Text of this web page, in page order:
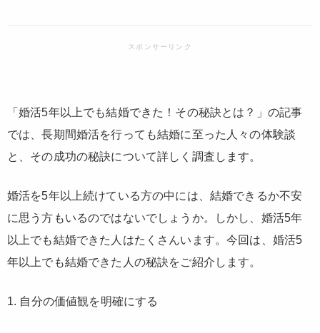
「婚活5年以上でも結婚できた！その秘訣とは？」の記事
では、長期間婚活を行っても結婚に至った人々の体験談
と、その成功の秘訣について詳しく調査します。
婚活を5年以上続けている方の中には、結婚できるか不安
に思う方もいるのではないでしょうか。しかし、婚活5年
以上でも結婚できた人はたくさんいます。今回は、婚活5
年以上でも結婚できた人の秘訣をご紹介します。
1. 自分の価値観を明確にする